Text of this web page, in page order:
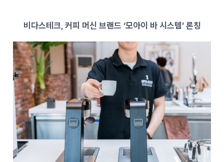
비다스테크, 커피 머신 브랜드 ‘모아이 바 시스템’ 론칭